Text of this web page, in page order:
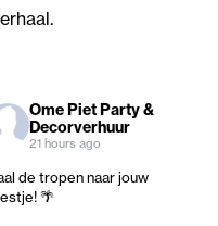
Ome Piet Party &
Decorverhuur
21 hours ago
de tropen naar jouw
🌴